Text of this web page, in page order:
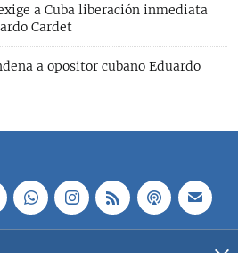
a Cuba liberación inmediata
Cardet
a opositor cubano Eduardo